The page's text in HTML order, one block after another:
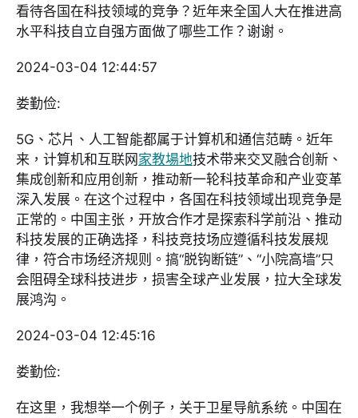
看待各国在科技领域的竞争？近年来全国人大在推进高
水平科技自立自强方面做了哪些工作？谢谢。
2024-03-04 12:44:57
娄勤俭:
5G、芯片、人工智能都属于计算机和通信范畴。近年
来，计算机和互联网家教場地技术带来交叉融合创新、
集成创新和应用创新，推动新一轮科技革命和产业变革
深入发展。在这个过程中，各国在科技领域出现竞争是
正常的。中国主张，开放合作才是探索科学前沿、推动
科技发展的正确选择，科技竞技场应遵循科技发展规
律，符合市场经济规则。搞“脱钩断链”、“小院高墙”只
会阻碍全球科技进步，损害全球产业发展，拉大全球发
展鸿沟。
2024-03-04 12:45:16
娄勤俭:
在这里，我想举一个例子，关于卫星导航系统。中国在